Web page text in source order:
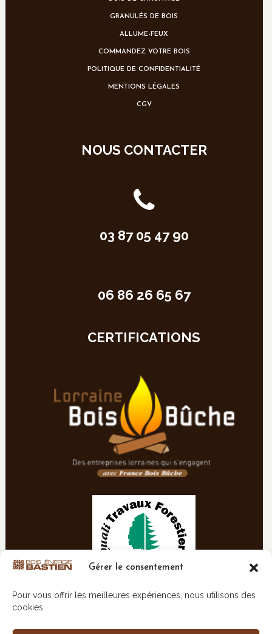
Gérer le consentement
Pour vous offrir les meilleures expériences, nous utilisons des
cookies.
GRANULÉS DE BOIS
ALLUME-FEUX
COMMANDEZ VOTRE BOIS
POLITIQUE DE CONFIDENTIALITÉ
MENTIONS LÉGALES
CGV
NOUS CONTACTER
03 87 05 47 90
06 86 26 65 67
CERTIFICATIONS